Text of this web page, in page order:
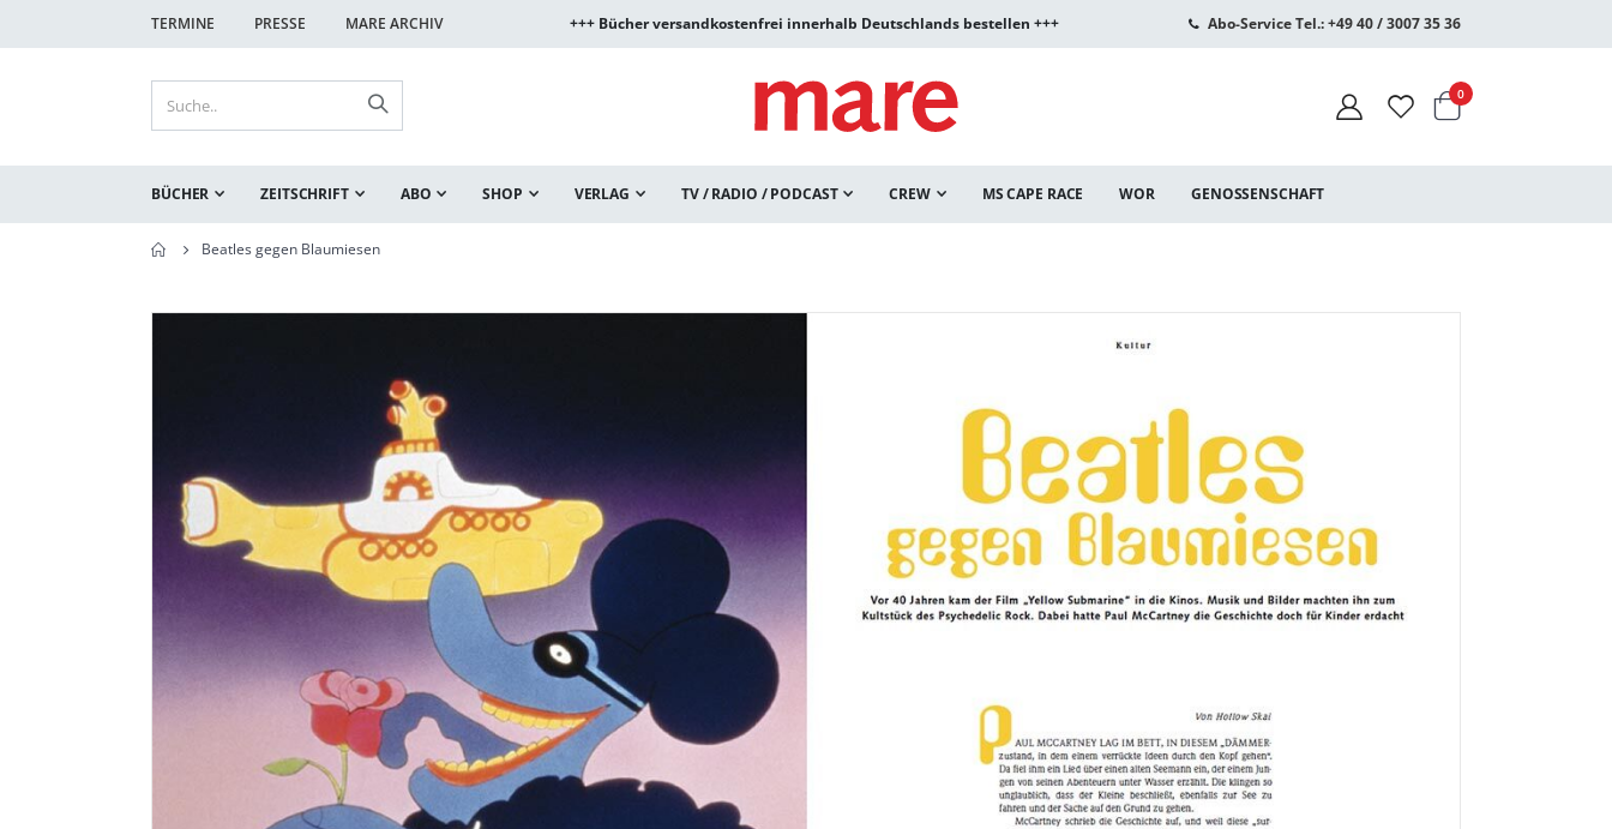
TERMINE PRESSE MARE ARCHIV +++ Bücher versandkostenfrei innerhalb Deutschlands bestellen +++ Abo-Service Tel.: +49 40 / 3007 35 36
Warenkorb
0Artikel
BÜCHER ZEITSCHRIFT ABO SHOP VERLAG TV / RADIO / PODCAST CREW MS CAPE RACE WOR GENOSSENSCHAFT
Beatles gegen Blaumiesen